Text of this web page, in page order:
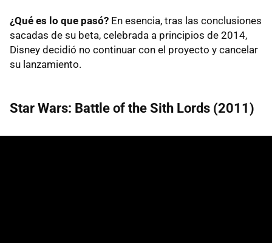
¿Qué es lo que pasó? En esencia, tras las conclusiones
sacadas de su beta, celebrada a principios de 2014,
Disney decidió no continuar con el proyecto y cancelar
su lanzamiento.
Star Wars: Battle of the Sith Lords (2011)